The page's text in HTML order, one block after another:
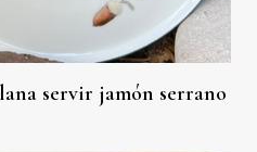
servir jamón serrano